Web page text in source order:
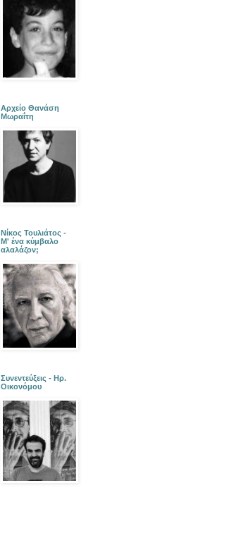
Αρχείο Θανάση
Μωραΐτη
Νίκος Τουλιάτος -
Μ' ένα κύμβαλο
αλαλάζον;
Συνεντεύξεις - Ηρ.
Οικονόμου